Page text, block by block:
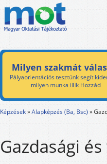
Milyen szakmát
Pályaorientációs tesztünk segít
milyen munka illik Hozzád
Képzések»Alapképzés (Ba, Bsc) »
Gazdasági